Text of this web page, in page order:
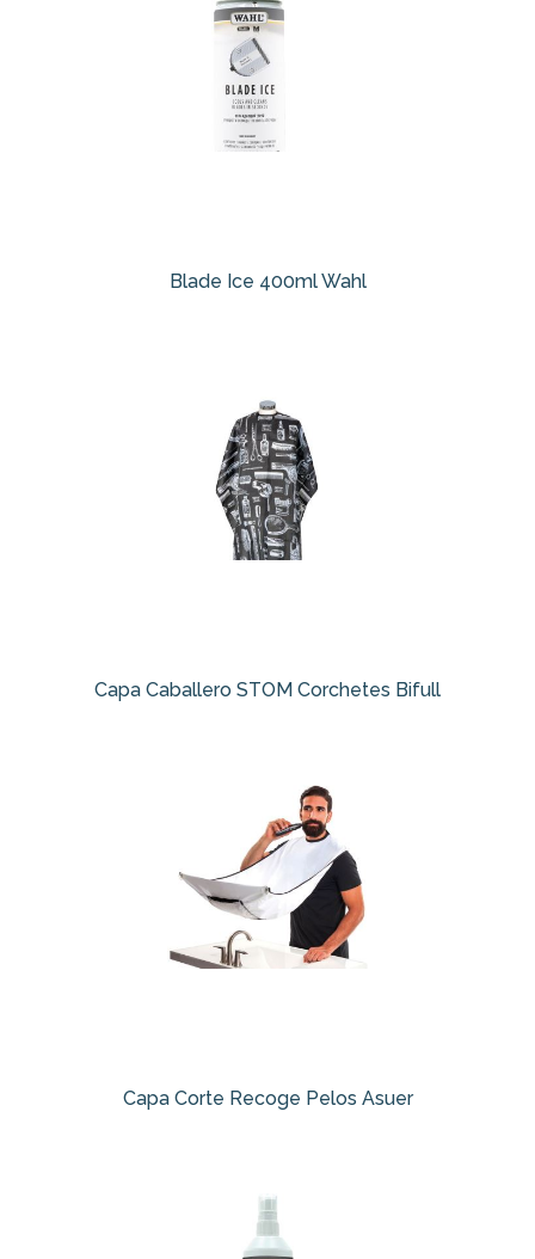
Blade Ice 400ml Wahl
Capa Caballero STOM Corchetes Bifull
Capa Corte Recoge Pelos Asuer